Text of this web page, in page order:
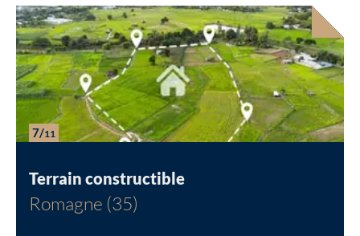
7/11
Terrain constructible
Romagne (35)